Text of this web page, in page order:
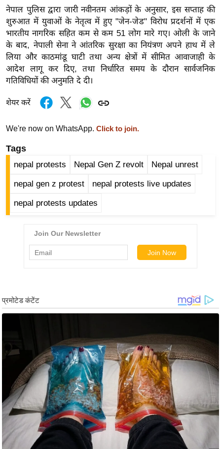
ड
हॉ
ली
वु
ड
फि
स
क्षा
e
a
ला
इ
इ
टे
क्नॉ
लॉ
जी
ब्यू
टी
नेपाल पुलिस द्वारा जारी नवीनतम आंकड़ों के अनुसार, इस सप्ताह की
शुरुआत में युवाओं के नेतृत्व में हुए "जेन-जेड" विरोध प्रदर्शनों में एक
भारतीय नागरिक सहित कम से कम 51 लोग मारे गए। ओली के जाने
के बाद, नेपाली सेना ने आंतरिक सुरक्षा का नियंत्रण अपने हाथ में ले
लिया और काठमांडू घाटी तथा अन्य क्षेत्रों में सीमित आवाजाही के
आदेश लागू कर दिए, तथा निर्धारित समय के दौरान सार्वजनिक
गतिविधियों की अनुमति दे दी।
शेयर करें
We're now on WhatsApp. Click to join.
Tags
nepal protests Nepal Gen Z revolt Nepal unrest
nepal gen z protest nepal protests live updates
nepal protests updates